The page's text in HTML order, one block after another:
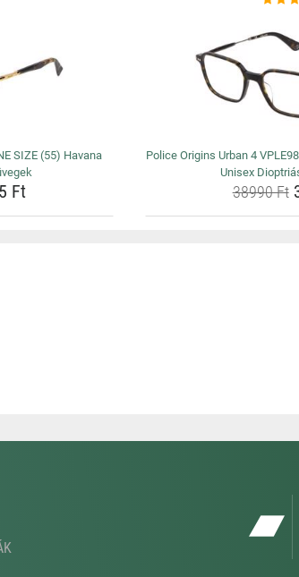
SIZE (55) Havana
Ft
Police Origins Urban 4
Unisex
38990 Ft